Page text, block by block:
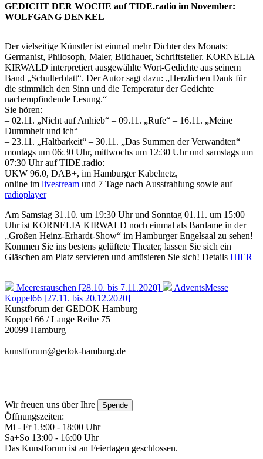
GEDICHT DER WOCHE auf TIDE.radio im November:
WOLFGANG DENKEL
Der vielseitige Künstler ist einmal mehr Dichter des Monats:
Germanist, Philosoph, Maler, Bildhauer, Schriftsteller. KORNELIA
KIRWALD interpretiert ausgewählte Wort-Gedichte aus seinem
Band „Schulterblatt“. Der Autor sagt dazu: „Herzlichen Dank für
die stimmlich den Sinn und die Temperatur der Gedichte
nachempfindende Lesung.“
Sie hören:
– 02.11. „Nicht auf Anhieb“ – 09.11. „Rufe“ – 16.11. „Meine
Dummheit und ich“
– 23.11. „Haltbarkeit“ – 30.11. „Das Summen der Verwandten“
montags um 06:30 Uhr, mittwochs um 12:30 Uhr und samstags um
07:30 Uhr auf TIDE.radio:
UKW 96.0, DAB+, im Hamburger Kabelnetz,
online im livestream und 7 Tage nach Ausstrahlung sowie auf
radioplayer
Am Samstag 31.10. um 19:30 Uhr und Sonntag 01.11. um 15:00
Uhr ist KORNELIA KIRWALD noch einmal als Bardame in der
„Großen Heinz-Erhardt-Show“ im Hamburger Engelsaal zu sehen!
Kommen Sie ins bestens gelüftete Theater, lassen Sie sich ein
Gläschen am Platz servieren und amüsieren Sie sich! Details HIER
Meeresrauschen [28.10. bis 7.11.2020]
AdventsMesse
Koppel66 [27.11. bis 20.12.2020]
Kunstforum der GEDOK Hamburg
Koppel 66 / Lange Reihe 75
20099 Hamburg
kunstforum@gedok-hamburg.de
Wir freuen uns über Ihre Spende
Öffnungszeiten:
Mi - Fr 13:00 - 18:00 Uhr
Sa+So 13:00 - 16:00 Uhr
Das Kunstforum ist an Feiertagen geschlossen.